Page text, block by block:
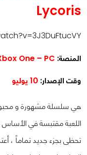
Lycoris
المنصة: One – PC
وقت الإصدار: 10 يوليو
هي سلسلة مشهورة و
تحظى بجزء جديد تماماً ،